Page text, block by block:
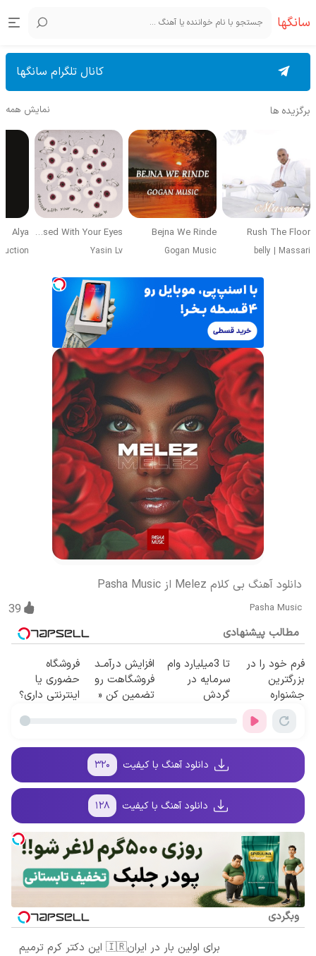
سانگها
کانال تلگرام سانگها
برگزیده ها نمایش همه
Rush The Floor
belly | Massari
Bejna We Rinde
Gogan Music
Obsessed With Your Eyes
Yasin Lv
Alya
دانلود آهنگ بی کلام Melez از Pasha Music
Pasha Music
39
مطالب پیشنهادی
فرم خود را در
بزرگترین
جشنواره
ایمپلنت تهران
پر کنید ! | فقط
تا 3میلیارد وام
سرمایه در
گردش
افزایش درآمـد
فروشگاهت رو
تضمین کن «
فروشگاه
حضوری یا
اینترنتی داری؟
و خدماتت رو
دانلود آهنگ با کیفیت ۳۲۰
دانلود آهنگ با کیفیت ۱۲۸
وبگردی
برای اولین بار در ایران🇮🇷 این دکتر کرم ترمیم